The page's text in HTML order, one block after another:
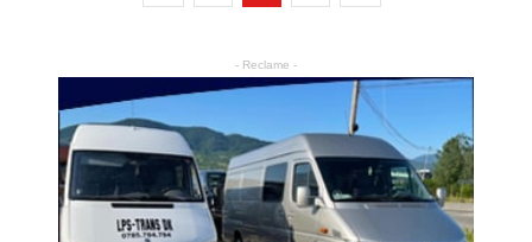
- Reclame -